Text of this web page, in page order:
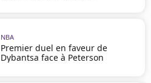
NBA
Premier duel en faveur de
Dybantsa face à Peterson